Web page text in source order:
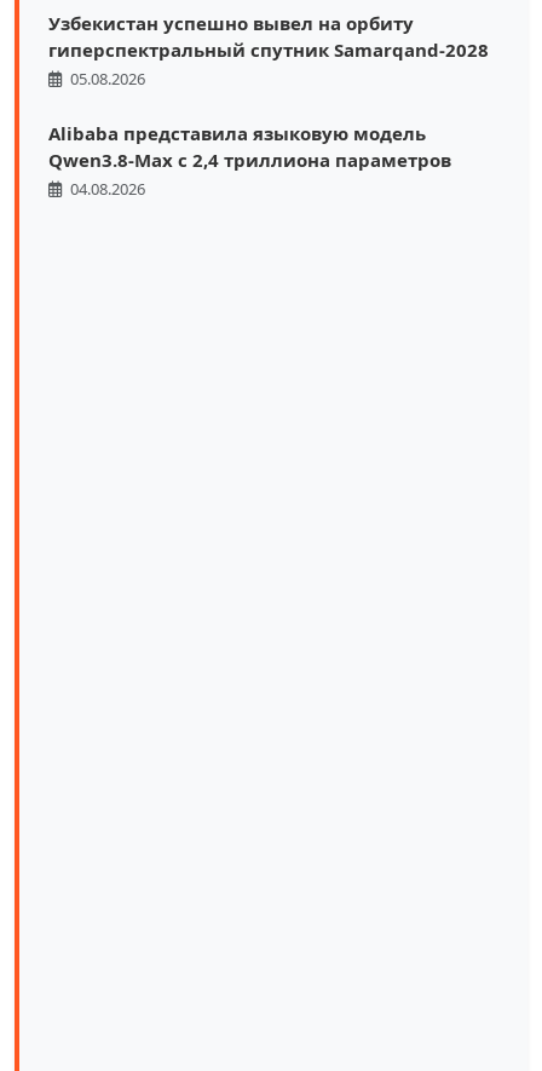
Узбекистан успешно вывел на орбиту
гиперспектральный спутник Samarqand-2028
05.08.2026
Alibaba представила языковую модель
Qwen3.8-Max с 2,4 триллиона параметров
04.08.2026